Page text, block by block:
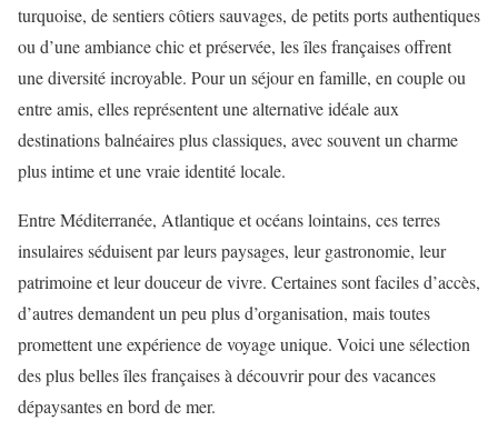
turquoise, de sentiers côtiers sauvages, de petits ports authentiques
ou d’une ambiance chic et préservée, les îles françaises offrent
une diversité incroyable. Pour un séjour en famille, en couple ou
entre amis, elles représentent une alternative idéale aux
destinations balnéaires plus classiques, avec souvent un charme
plus intime et une vraie identité locale.
Entre Méditerranée, Atlantique et océans lointains, ces terres
insulaires séduisent par leurs paysages, leur gastronomie, leur
patrimoine et leur douceur de vivre. Certaines sont faciles d’accès,
d’autres demandent un peu plus d’organisation, mais toutes
promettent une expérience de voyage unique. Voici une sélection
des plus belles îles françaises à découvrir pour des vacances
dépaysantes en bord de mer.